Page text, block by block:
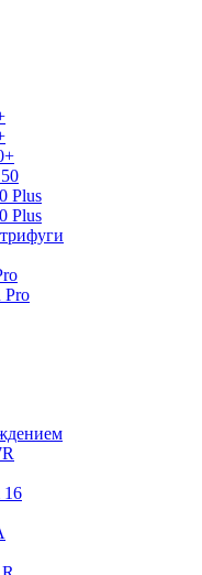
Plus
Plus
Pro
16